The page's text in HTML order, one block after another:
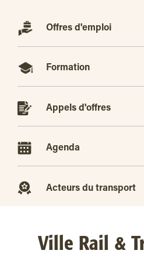
Offres d'emploi
Formation
Appels d'offres
Agenda
Acteurs du transport
Ville Rail &